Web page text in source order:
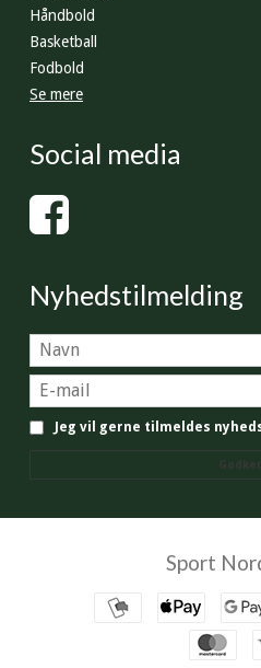
Håndbold
Basketball
Fodbold
Se mere
Social media
Nyhedstilmelding
Jeg vil gerne tilmeldes
Sport